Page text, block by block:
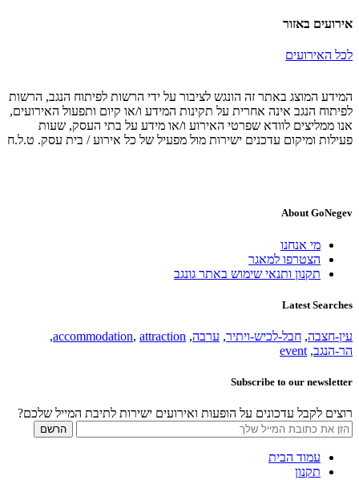
אירועים באזור
לכל האירועים
המידע המוצג באתר זה הונגש לציבור על ידי הרשות לפיתוח הנגב, הרשות
לפיתוח הנגב אינה אחרית על תקינות המידע ו/או קיום ותפעול האירועים,
אנו ממליצים לוודא שפרטי האירוע ו/או מידע על בתי העסק, שעות
פעילות ומיקום עדכנים ישירות מול מפעיל של כל אירוע / בית עסק. ט.ל.ח
About GoNegev
מי אנחנו
הצטרפו למאגר
תקנון ותנאי שימוש באתר גונגב
Latest Searches
עין-חצבה, חבל-לכיש-ויתיר, ערבה,
accommodation, attraction
,
הר-הנגב,
event
Subscribe to our newsletter
רוצים לקבל עדכונים על הופעות ואירועים ישירות לתיבת המייל שלכם?
עמוד הבית
תקנון